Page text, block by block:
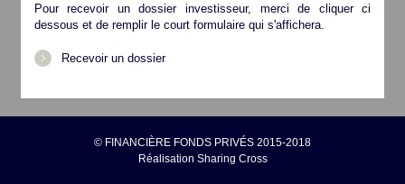
Pour recevoir un dossier investisseur, merci de cliquer ci
dessous et de remplir le court formulaire qui s'affichera.
Recevoir un dossier
© FINANCIÈRE FONDS PRIVÉS 2015-2018
Réalisation Sharing Cross